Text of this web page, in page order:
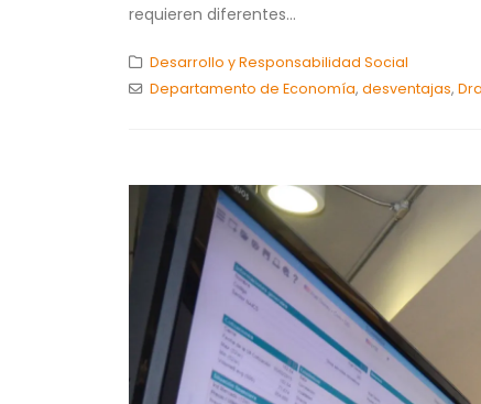
requieren diferentes...
Desarrollo y Responsabilidad Social
Departamento de Economía, desventajas,